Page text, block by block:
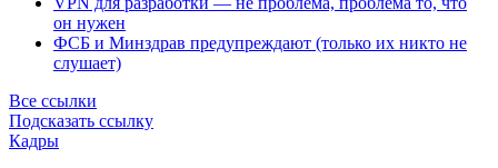
он нужен
ФСБ и Минздрав предупреждают (только их никто не
слушает)
Все ссылки
Подсказать ссылку
Кадры